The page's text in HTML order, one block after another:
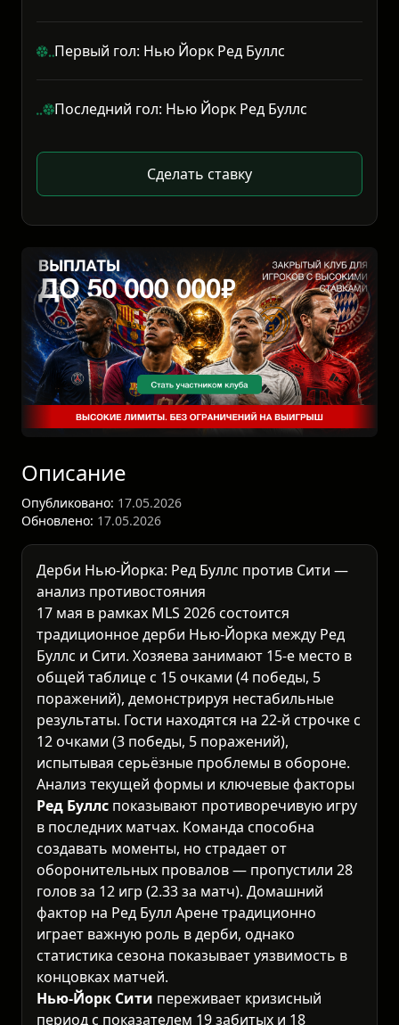
Первый гол: Нью Йорк Ред Буллс
Последний гол: Нью Йорк Ред Буллс
Сделать ставку
Описание
Опубликовано: 17.05.2026
Обновлено: 17.05.2026
Дерби Нью-Йорка: Ред Буллс против Сити —
анализ противостояния
17 мая в рамках MLS 2026состоится
традиционное дерби Нью-Йорка между Ред
Буллс и Сити. Хозяева занимают 15-е место в
общей таблице с 15 очками (4 победы, 5
поражений), демонстрируя нестабильные
результаты. Гости находятся на 22-й строчке с
12 очками (3 победы, 5 поражений),
испытывая серьёзные проблемы в обороне.
Анализ текущей формы и ключевые факторы
Ред Буллс показывают противоречивую игру
в последних матчах. Команда способна
создавать моменты, но страдает от
оборонительных провалов — пропустили 28
голов за 12 игр (2.33 за матч). Домашний
фактор на Ред Булл Арене традиционно
играет важную роль в дерби, однако
статистика сезона показывает уязвимость в
концовках матчей.
Нью-Йорк Сити переживает кризисный
период с показателем 19 забитых и 18